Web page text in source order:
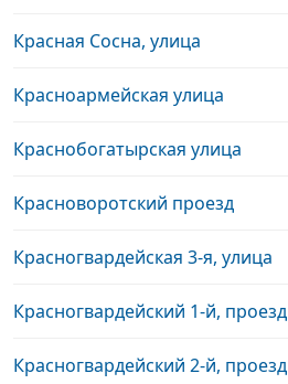
Красная Сосна, улица
Красноармейская улица
Краснобогатырская улица
Красноворотский проезд
Красногвардейская 3-я, улица
Красногвардейский 1-й, проезд
Красногвардейский 2-й, проезд